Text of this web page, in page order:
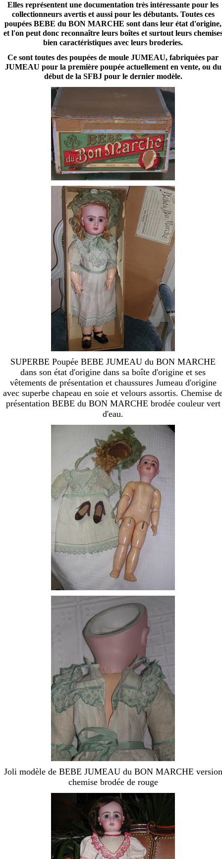
Elles représentent une documentation très intéressante pour les
collectionneurs avertis et aussi pour les débutants. Toutes ces
poupées BEBE du BON MARCHE sont dans leur état d'origine,
et l'on peut donc reconnaître leurs boîtes et surtout leurs
bien caractéristiques avec leurs broderies.
Ce sont toutes des poupées de moule JUMEAU, fabriquées par
JUMEAU pour la première poupée actuellement en vente, ou du
début de la SFBJ pour le dernier modèle.
SUPERBE Poupée BEBE JUMEAU du BON MARCHE
dans son état d'origine dans sa boîte d'origine et ses
vêtements de présentation et chaussures Jumeau d'origine
avec superbe chapeau en soie et velours assortis. Chemise
présentation BEBE du BON MARCHE brodée couleur vert
d'eau.
Joli modèle de BEBE JUMEAU du BON MARCHE version
chemise brodée de rouge